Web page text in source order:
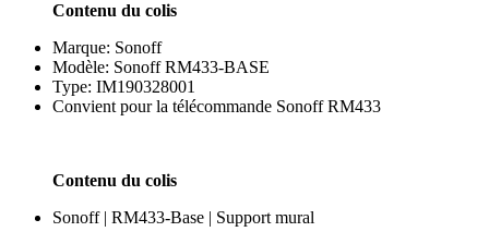
Contenu du colis
Marque: Sonoff
Modèle: Sonoff RM433-BASE
Type: IM190328001
Convient pour la télécommande Sonoff RM433
Contenu du colis
Sonoff | RM433-Base | Support mural